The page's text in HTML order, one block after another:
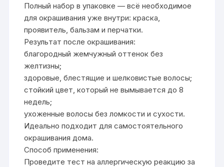
Полный набор в упаковке — всё необходимое
для окрашивания уже внутри: краска,
проявитель, бальзам и перчатки.
Результат после окрашивания:
благородный жемчужный оттенок без
желтизны;
здоровые, блестящие и шелковистые волосы;
стойкий цвет, который не вымывается до 8
недель;
ухоженные волосы без ломкости и сухости.
Идеально подходит для самостоятельного
окрашивания дома.
Способ применения:
Проведите тест на аллергическую реакцию за